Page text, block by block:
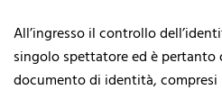
All’ingresso il controllo
singolo spettatore ed è
documento di identità, compresi